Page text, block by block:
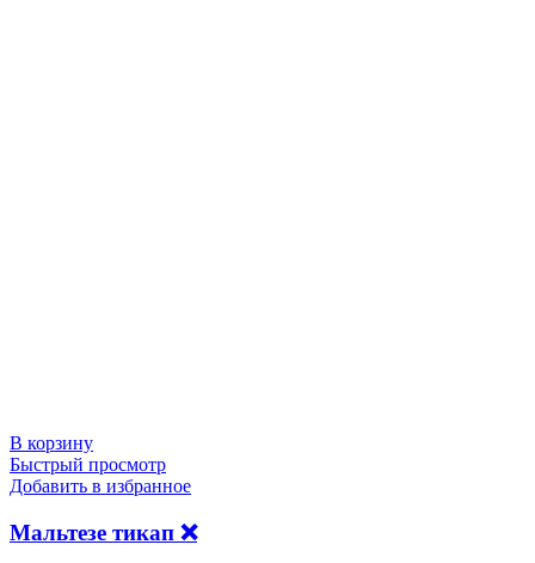
В корзину
Быстрый просмотр
Добавить в избранное
Мальтезе тикап ❌